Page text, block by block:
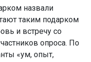
назвали
таким подарком
и встречу со
опроса. По
«ум, опыт,